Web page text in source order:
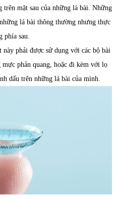
trên mặt sau của những lá bài. Những
lá bài thông thường nhưng thực
phía sau.
phải được sử dụng với các bộ bài
mực phản quang, hoặc đi kèm với lọ
dấu trên những lá bài của mình.